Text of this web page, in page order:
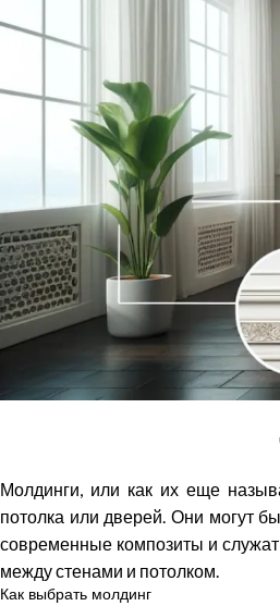
Молдинги, или как их еще
потолка или дверей. Они могут
современные композиты и
между стенами и потолком.
Как выбрать молдинг